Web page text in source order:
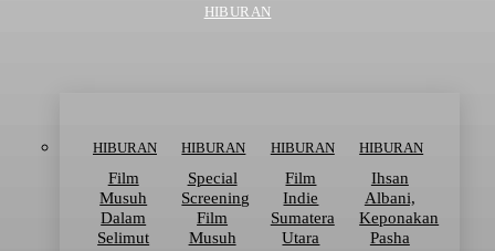
HIBURAN
HIBURAN
Film
Musuh
Dalam
Selimut
HIBURAN
Special
Screening
Film
Musuh
HIBURAN
Film
Indie
Sumatera
Utara
HIBURAN
Ihsan
Albani,
Keponakan
Pasha